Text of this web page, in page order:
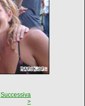
Successiva
>